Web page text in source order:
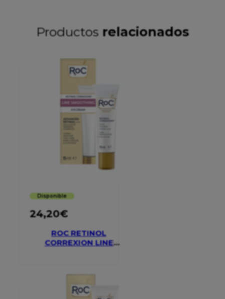
Productos relacionados
Disponible
24,20€
ROC RETINOL
CORREXION LINE